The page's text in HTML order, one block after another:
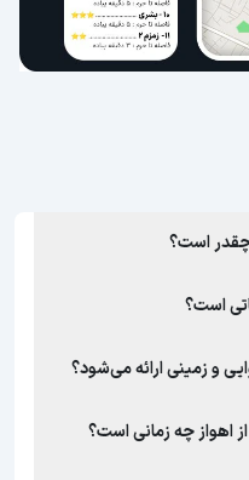
چقدر است؟
است؟
و زمینی ارائه می‌شود؟
اهواز چه زمانی است؟